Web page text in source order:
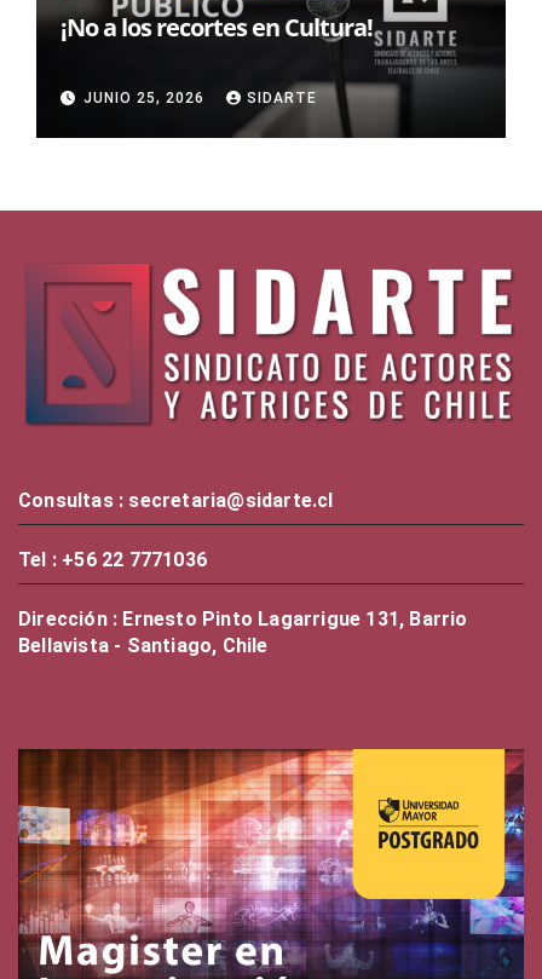
¡No a los recortes en Cultura!
JUNIO 25, 2026 SIDARTE
Consultas : secretaria@sidarte.cl
Tel : +56 22 7771036
Dirección : Ernesto Pinto Lagarrigue 131, Barrio
Bellavista - Santiago, Chile